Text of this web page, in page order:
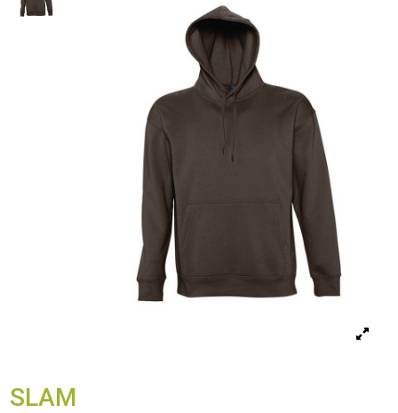
SLAM